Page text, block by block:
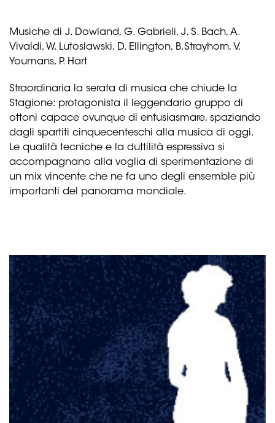
Musiche di J. Dowland, G. Gabrieli, J. S. Bach, A.
Vivaldi, W. Lutoslawski, D. Ellington, B.Strayhorn, V.
Youmans, P. Hart
Straordinaria la serata di musica che chiude la
Stagione: protagonista il leggendario gruppo di
ottoni capace ovunque di entusiasmare, spaziando
dagli spartiti cinquecenteschi alla musica di oggi.
Le qualità tecniche e la duttilità espressiva si
accompagnano alla voglia di sperimentazione di
un mix vincente che ne fa uno degli ensemble più
importanti del panorama mondiale.